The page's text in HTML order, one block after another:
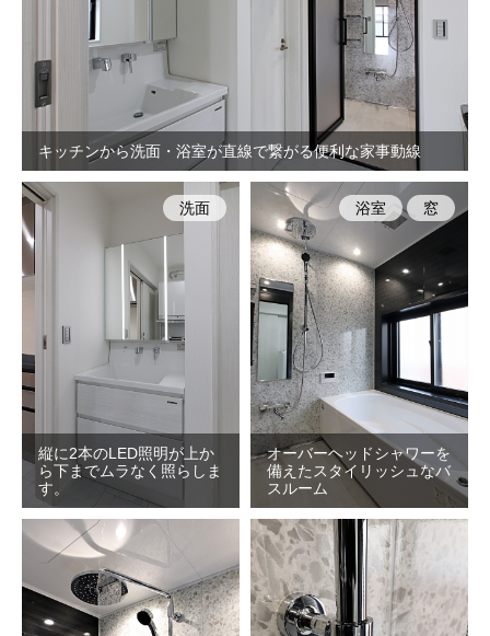
キッチンから洗面・浴室が直線で繋がる便利な家事動線
縦に2本のLED照明が上か
ら下までムラなく照らしま
す。
洗面
オーバーヘッドシャワーを
備えたスタイリッシュなバ
スルーム
浴室 窓